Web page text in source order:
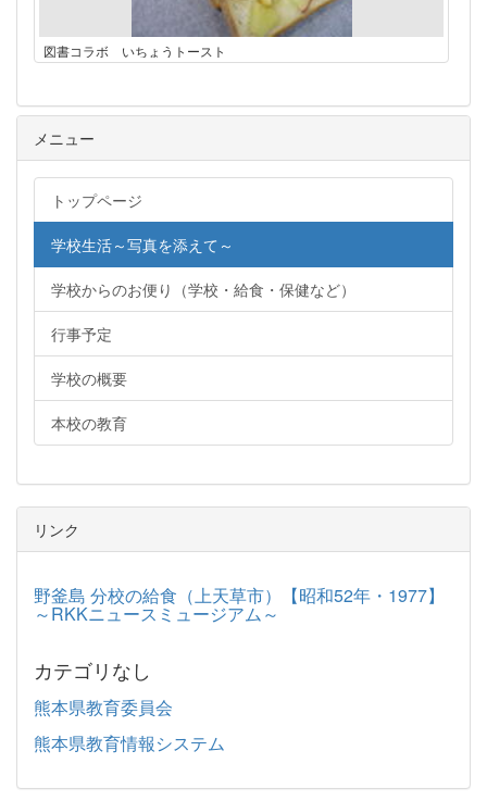
図書コラボ いちょうトースト
メニュー
トップページ
学校生活～写真を添えて～
学校からのお便り（学校・給食・保健など）
行事予定
学校の概要
本校の教育
リンク
野釜島 分校の給食（上天草市）【昭和52年・1977】
～RKKニュースミュージアム～
カテゴリなし
熊本県教育委員会
熊本県教育情報システム